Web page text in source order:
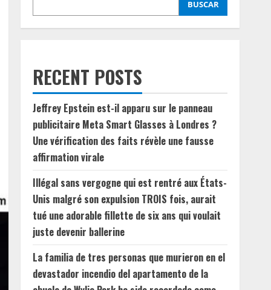
BUSCAR
RECENT POSTS
Jeffrey Epstein est-il apparu sur le panneau
publicitaire Meta Smart Glasses à Londres ?
Une vérification des faits révèle une fausse
affirmation virale
Illégal sans vergogne qui est rentré aux États-
Unis malgré son expulsion TROIS fois, aurait
tué une adorable fillette de six ans qui voulait
juste devenir ballerine
La familia de tres personas que murieron en el
devastador incendio del apartamento de la